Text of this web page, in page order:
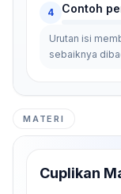
4 Contoh
Urutan isi
sebaiknya
MATERI
Cuplikan